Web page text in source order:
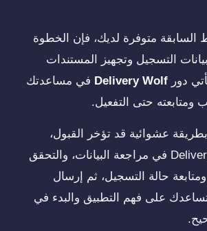
السابقة متوفرة لديك، فإن الخطوة
بيانات التسجيل وتجهيز المستندات
دور Delivery Wolf في مساعدتك
ومتابعته حتى التفعيل.
عشوائية قد تؤخر القبول،
يساعدك Delivery Wolf في مراجعة البيانات، والتحقق
حالة التسجيل، ثم إرسال
تساعدك على فهم التطبيق والبدء في